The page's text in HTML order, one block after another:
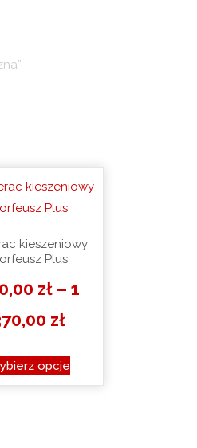
kieszeniowy
Plus
zł – 1
złZakres
od
opcje
Ten
produkt